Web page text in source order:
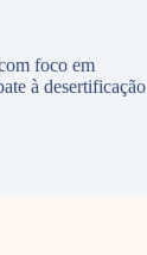
foco em
à desertificação